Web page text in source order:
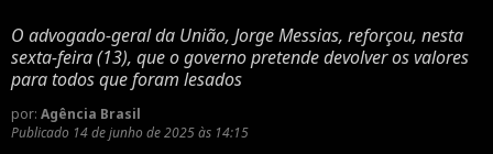
O advogado-geral da União, Jorge Messias, reforçou, nesta
sexta-feira (13), que o governo pretende devolver os valores
para todos que foram lesados
por: Agência Brasil
Publicado 14 de junho de 2025 às 14:15